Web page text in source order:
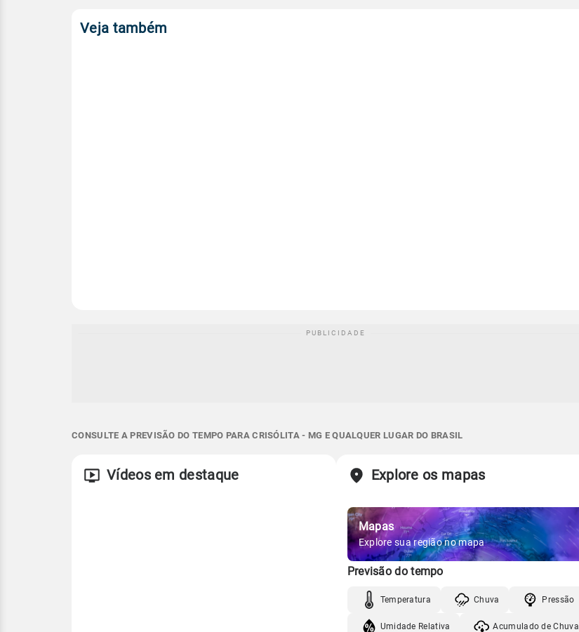
Veja também
CONSULTE A PREVISÃO DO TEMPO PARA CRISÓLITA - MG E QUALQUER LUGAR DO BRASIL
Vídeos em destaque Explore os mapas
Mapas
Explore sua região no mapa
Previsão do tempo
Temperatura Chuva Pressão
Umidade Relativa Acumulado de Chuva